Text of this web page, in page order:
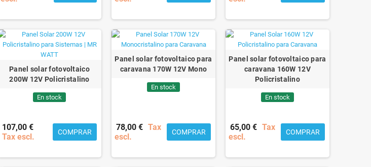
Panel solar fotovoltaico
200W 12V Policristalino
En stock
107,00 €
Tax escl.
COMPRAR
Panel solar fotovoltaico para
caravana 170W 12V Mono
En stock
78,00 € Tax
escl.
COMPRAR
Panel solar fotovoltaico para
caravana 160W 12V
Policristalino
En stock
65,00 € Tax
escl.
COMPRAR